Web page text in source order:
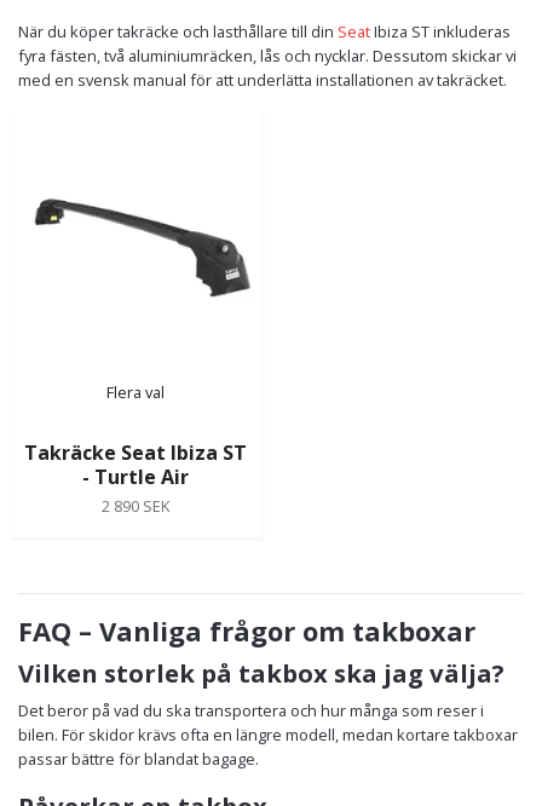
När du köper takräcke och lasthållare till din SeatIbiza ST inkluderas
fyra fästen, två aluminiumräcken, lås och nycklar. Dessutom skickar vi
med en svensk manual för att underlätta installationen av takräcket.
Flera val
Takräcke Seat Ibiza ST
- Turtle Air
2 890 SEK
FAQ – Vanliga frågor om takboxar
Vilken storlek på takbox ska jag välja?
Det beror på vad du ska transportera och hur många som reser i
bilen. För skidor krävs ofta en längre modell, medan kortare takboxar
passar bättre för blandat bagage.